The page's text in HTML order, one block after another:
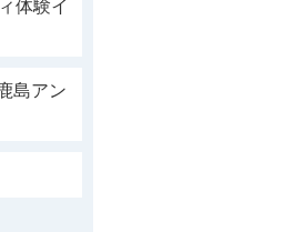
体験イ
島アン